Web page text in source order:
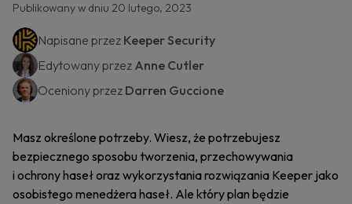
Publikowany w dniu 20 lutego, 2023
Napisane przez Keeper Security
Edytowany przez Anne Cutler
Oceniony przez Darren Guccione
Masz określone potrzeby. Wiesz, że potrzebujesz
bezpiecznego sposobu tworzenia, przechowywania
i ochrony haseł oraz wykorzystania rozwiązania Keeper jako
osobistego menedżera haseł. Ale który plan będzie